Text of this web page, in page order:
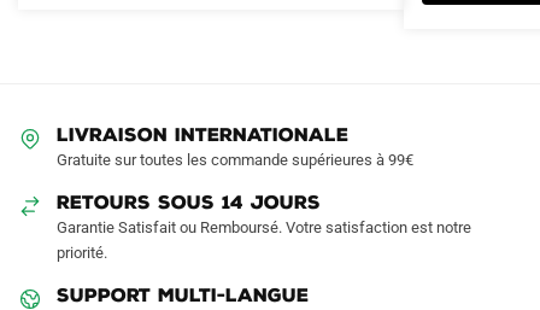
choisies
la
page
produit
page
LIVRAISON INTERNATIONALE
Gratuite sur toutes les commande supérieures à 99€
RETOURS SOUS 14 JOURS
Garantie Satisfait ou Remboursé. Votre satisfaction est notre
priorité.
SUPPORT MULTI-LANGUE